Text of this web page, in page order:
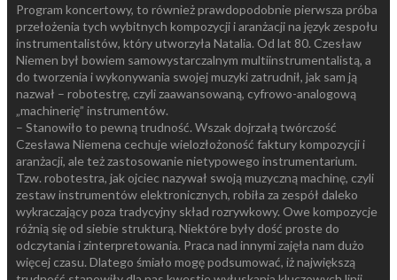
Program koncertowy, to również prawdopodobnie pierwsza próba
przełożenia tych wybitnych kompozycji i aranżacji na język zespołu
instrumentalistów, który utworzyła Natalia. Od lat 80. Czesław
Niemen był bowiem samowystarczalnym multiinstrumentalistą, a
do tworzenia i wykonywania swojej muzyki zatrudnił, jak sam ją
nazwał – robotestrę, czyli zaawansowaną, cyfrowo-analogową
„machinerię” instrumentów.
– Stanowiło to pewną trudność. Wszak dojrzałą twórczość
Czesława Niemena cechuje wielozłożoność faktury kompozycji i
aranżacji, ale też zastosowanie nietypowego instrumentarium.
Tzw. robotestra, jak ojciec nazywał swoją muzyczną machinę, czyli
zestaw instrumentów elektronicznych, robiła za zespół daleko
wykraczający poza tradycyjny skład rozrywkowy. Owe kompozycje
różnią się od siebie strukturą. Niektóre były dość proste do
odczytania i zinterpretowania. Praca nad innymi zajęła nam dużo
więcej czasu. Dlatego śmiało mogę podsumować, iż największą